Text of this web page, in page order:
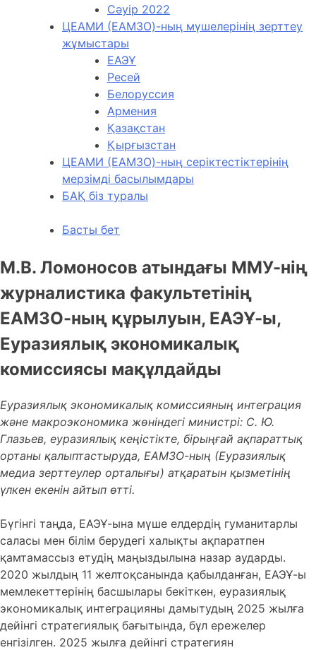
Сәуір 2022
ЦЕАМИ (ЕАМЗО)-ның мүшелерінің зерттеу
жұмыстары
ЕАЭҰ
Ресей
Белоруссия
Армения
Қазақстан
Қырғызстан
ЦЕАМИ (ЕАМЗО)-ның серіктестіктерінің
мерзімді басылымдары
БАҚ біз туралы
Басты бет
М.В. Ломоносов атындағы ММУ-нің
журналистика факультетінің
ЕАМЗО-ның құрылуын, ЕАЭҰ-ы,
Еуразиялық экономикалық
комиссиясы мақұлдайды
Еуразиялық экономикалық комиссияның интеграция
және макроэкономика жөніндегі министрі: С. Ю.
Глазьев, еуразиялық кеңістікте, бірыңғай ақпараттық
ортаны қалыптастыруда, ЕАМЗО-ның (Еуразиялық
медиа зерттеулер орталығы) атқаратын қызметінің
үлкен екенін айтып өтті.
Бүгінгі таңда, ЕАЭҰ-ына мүше елдердің гуманитарлы
саласы мен білім берудегі халықты ақпаратпен
қамтамассыз етудің маңыздылына назар аударды.
2020 жылдың 11 желтоқсанында қабылданған, ЕАЭҰ-ы
мемлекеттерінің басшылары бекіткен, еуразиялық
экономикалық интеграцияны дамытудың 2025 жылға
дейінгі стратегиялық бағытында, бұл ережелер
енгізілген. 2025 жылға дейінгі стратегиян